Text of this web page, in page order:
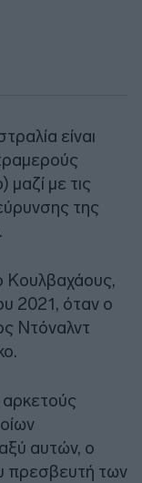
είναι
με τις
της
Κουλβαχάους,
2021, όταν ο
Ντόναλντ
αρκετούς
αυτών, ο
πρεσβευτή των